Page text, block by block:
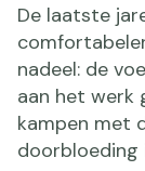
De laatste
nadeel: de
aan het werk
kampen met
doorbloeding